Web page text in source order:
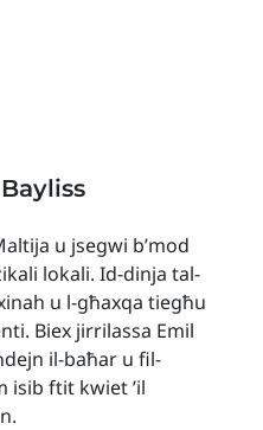
u jsegwi b’mod
lokali. Id-dinja tal-
u l-għaxqa tiegħu
Biex jirrilassa Emil
il-baħar u fil-
isib ftit kwiet ’il